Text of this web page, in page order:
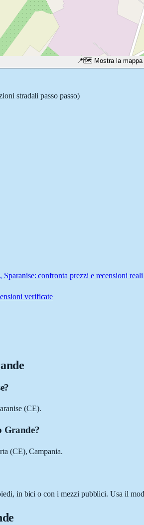
📍🗺️ Mostra la mappa
stradali passo passo)
confronta prezzi e recensioni
verificate
(CE).
Grande?
(CE), Campania.
in bici o con i mezzi pubblici. Usa il